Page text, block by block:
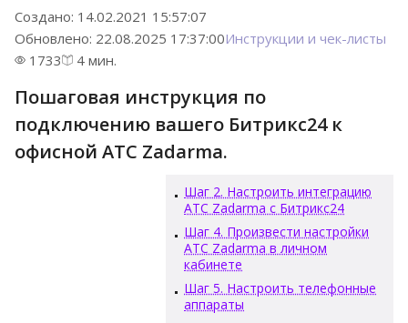
Создано: 14.02.2021 15:57:07
Обновлено: 22.08.2025 17:37:00Инструкции и чек-листы
1733
4 мин.
Пошаговая инструкция по
подключению вашего Битрикс24 к
офисной АТС Zadarma.
Шаг 2. Настроить интеграцию
АТС Zadarma с Битрикс24
Шаг 4. Произвести настройки
АТС Zadarma в личном
кабинете
Шаг 5. Настроить телефонные
аппараты